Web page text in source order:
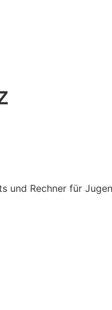
und Rechner für